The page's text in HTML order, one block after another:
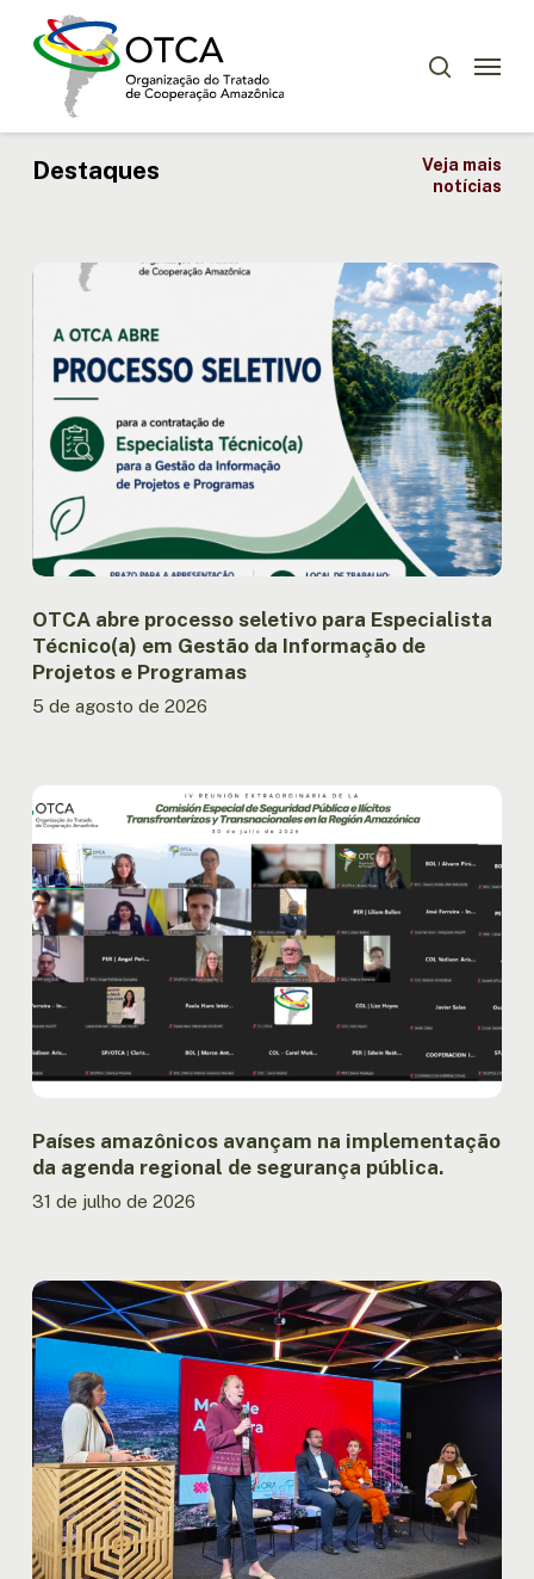
Menu
Destaques
Veja mais
notícias
OTCA
processo
seletivo
para
Especialista
Técnico(a)
em
Informação
de
e
Programas
OTCA abre processo seletivo para Especialista
Técnico(a) em Gestão da Informação de
Projetos e Programas
5 de agosto de 2026
amazônicos
avançam
na
implementação
da
agenda
regional
de
segurança
pública.
Países amazônicos avançam na implementação
da agenda regional de segurança pública.
31 de julho de 2026
Relatório
lançado
na
OTCA
registra
menor
área
queimada
na
Amazônia
brasileira